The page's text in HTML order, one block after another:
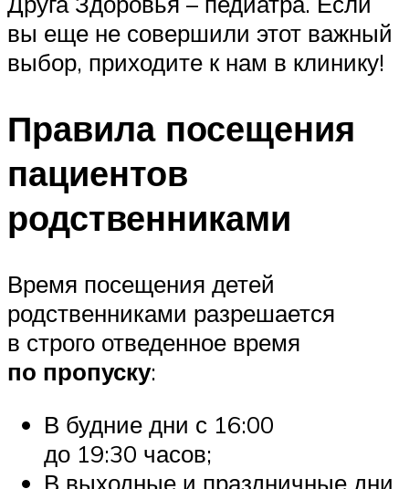
вы еще не совершили этот важный
выбор, приходите к нам в клинику!
Правила посещения
пациентов
родственниками
Время посещения детей
родственниками разрешается
в строго отведенное время
по пропуску:
В будние дни с 16:00
до 19:30 часов;
В выходные и праздничные дни